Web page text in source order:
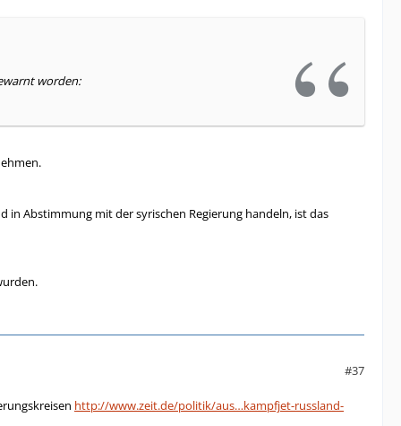
worden:
in Abstimmung mit der syrischen Regierung handeln, ist das
#37
http://www.zeit.de/politik/aus…kampfjet-russland-